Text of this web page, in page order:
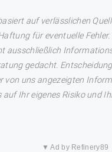
auf verlässlichen
für eventuelle
ausschließlich
gedacht.
von uns angezeigten
Ihr eigenes Risiko und
▼ Ad by Refinery89